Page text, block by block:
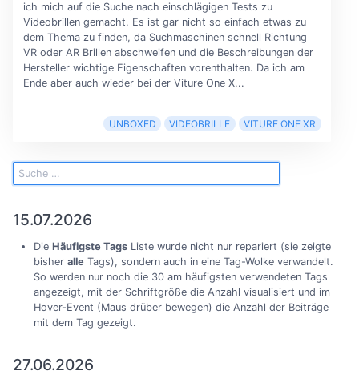
ich mich auf die Suche nach einschlägigen Tests zu
Videobrillen gemacht. Es ist gar nicht so einfach etwas zu
dem Thema zu finden, da Suchmaschinen schnell Richtung
VR oder AR Brillen abschweifen und die Beschreibungen der
Hersteller wichtige Eigenschaften vorenthalten. Da ich am
Ende aber auch wieder bei der Viture One X...
UNBOXED VIDEOBRILLE VITURE ONE XR
15.07.2026
Die Häufigste TagsListe wurde nicht nur repariert (sie zeigte
bisher alleTags), sondern auch in eine Tag-Wolke verwandelt.
So werden nur noch die 30 am häufigsten verwendeten Tags
angezeigt, mit der Schriftgröße die Anzahl visualisiert und im
Hover-Event (Maus drüber bewegen) die Anzahl der Beiträge
mit dem Tag gezeigt.
27.06.2026